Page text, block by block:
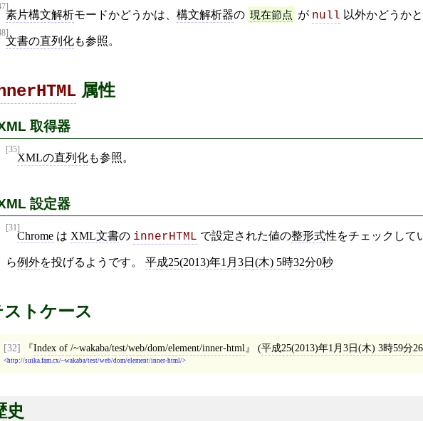
素片構文解析モードかどうかは、 構文解析器の 現在節点 が null 以外かどうか
文書の直列化も参照。
属性
取得器
[35]
XMLの直列化も参照。
設定器
[31]
Chrome は XML文書の innerHTML で設定された値の整形式性をチェックして
ら例外を投げるようです。 平成25(2013)年1月3日(木) 5時32分0秒
ストケース
[32] Index of /~wakaba/test/web/dom/element/inner-html (平成25(2013)年1月3日(木) 3時59分
http://suika.fam.cx/~wakaba/test/web/dom/element/inner-html/
史